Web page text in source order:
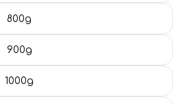
800g
900g
1000g